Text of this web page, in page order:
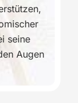
seine
Augen